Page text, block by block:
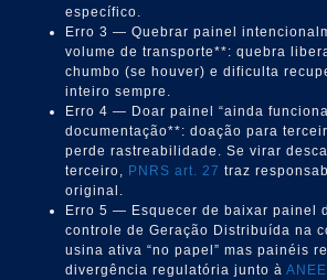
específico.
Erro 3 — Quebrar painel
volume de transporte**: quebra
chumbo (se houver) e dificulta
inteiro sempre.
Erro 4 — Doar painel “ainda
documentação**: doação para
perde rastreabilidade. Se virar
terceiro, PNRS art. 27 traz
original.
Erro 5 — Esquecer de baixar painel
controle de Geração Distribuída na
usina ativa “no papel” mas painéis
divergência regulatória junto à